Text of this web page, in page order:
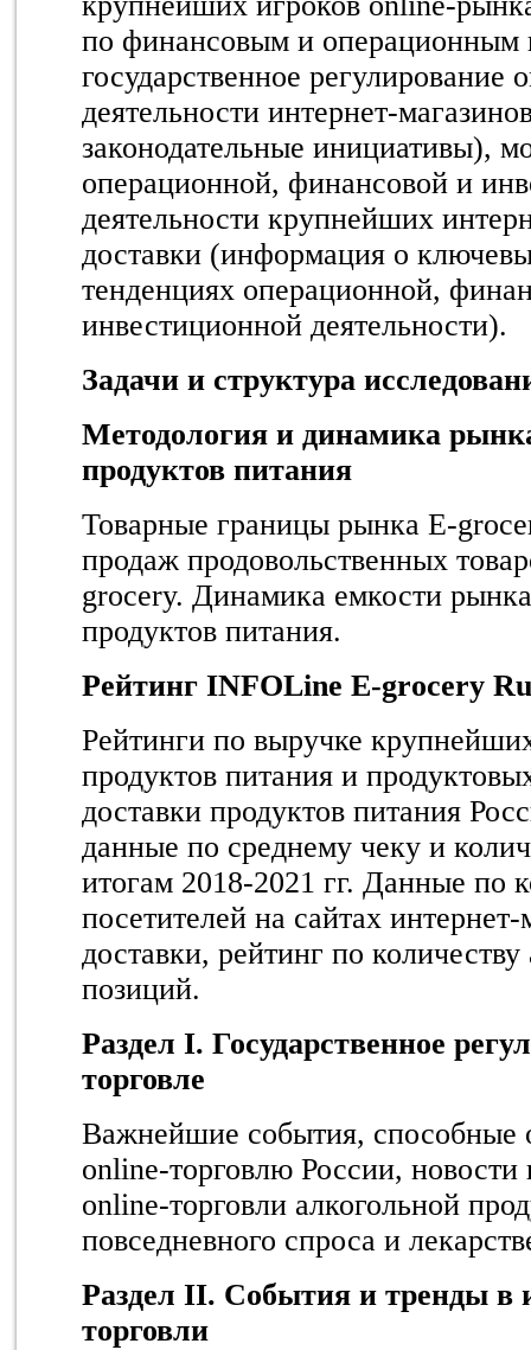
по финансовым и операционным
государственное регулирование
деятельности интернет-
законодательные инициативы),
операционной, финансовой и
деятельности крупнейших
доставки (информация о
тенденциях операционной,
инвестиционной деятельности).
Задачи и структура
Методология и динамика
продуктов питания
Товарные границы рынка E-
продаж продовольственных
grocery. Динамика емкости
продуктов питания.
Рейтинг INFOLine E-grocery
Рейтинги по выручке
продуктов питания и
доставки продуктов питания
данные по среднему чеку и
итогам 2018-2021 гг. Данные по
посетителей на сайтах
доставки, рейтинг по
позиций.
Раздел I. Государственное
торговле
Важнейшие события, способные
online-торговлю России, новости
online-торговли алкогольной
повседневного спроса и
Раздел II. События и тренды в
торговли